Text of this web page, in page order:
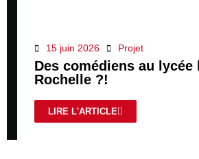
15 juin 2026 Projet
Des comédiens au
Rochelle ?!
LIRE L'ARTICLE